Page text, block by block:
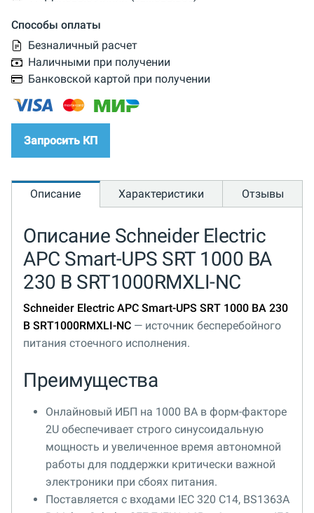
Способы оплаты
Безналичный расчет
Наличными при получении
Банковской картой при получении
Запросить КП
Описание Характеристики Отзывы
Описание Schneider Electric
APC Smart-UPS SRT 1000 ВА
230 В SRT1000RMXLI-NC
Schneider Electric APC Smart-UPS SRT 1000 ВА 230
В SRT1000RMXLI-NC — источник бесперебойного
питания стоечного исполнения.
Преимущества
Онлайновый ИБП на 1000 ВА в форм-факторе
2U обеспечивает строго синусоидальную
мощность и увеличенное время автономной
работы для поддержки критически важной
электроники при сбоях питания.
Поставляется с входами IEC 320 C14, BS1363A